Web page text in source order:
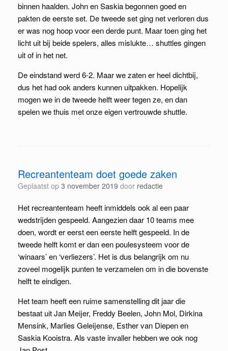
binnen haalden. John en Saskia begonnen goed en
pakten de eerste set. De tweede set ging net verloren dus
er was nog hoop voor een derde punt. Maar toen ging het
licht uit bij beide spelers, alles mislukte… shuttles gingen
uit of in het net.
De eindstand werd 6-2. Maar we zaten er heel dichtbij,
dus het had ook anders kunnen uitpakken. Hopelijk
mogen we in de tweede helft weer tegen ze, en dan
spelen we thuis met onze eigen vertrouwde shuttle.
Recreantenteam doet goede zaken
Geplaatst op 3 november 2019 door redactie
Het recreantenteam heeft inmiddels ook al een paar
wedstrijden gespeeld. Aangezien daar 10 teams mee
doen, wordt er eerst een eerste helft gespeeld. In de
tweede helft komt er dan een poulesysteem voor de
‘winaars’ en ‘verliezers’. Het is dus belangrijk om nu
zoveel mogelijk punten te verzamelen om in die bovenste
helft te eindigen.
Het team heeft een ruime samenstelling dit jaar die
bestaat uit Jan Meijer, Freddy Beelen, John Mol, Dirkina
Mensink, Marlies Geleijense, Esther van Diepen en
Saskia Kooistra. Als vaste invaller hebben we ook nog